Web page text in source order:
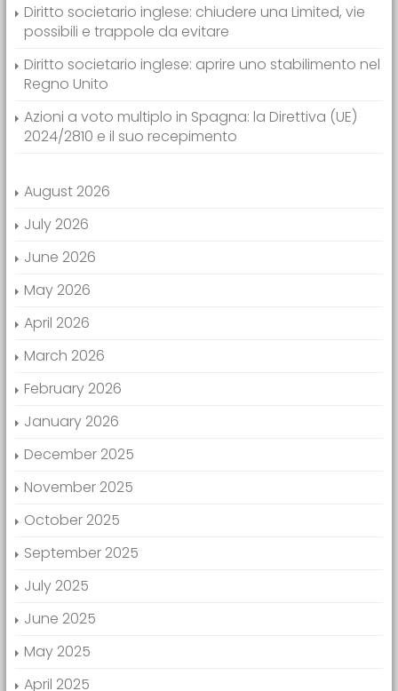
Diritto societario inglese: chiudere una Limited, vie
possibili e trappole da evitare
Diritto societario inglese: aprire uno stabilimento nel
Regno Unito
Azioni a voto multiplo in Spagna: la Direttiva (UE)
2024/2810 e il suo recepimento
August 2026
July 2026
June 2026
May 2026
April 2026
March 2026
February 2026
January 2026
December 2025
November 2025
October 2025
September 2025
July 2025
June 2025
May 2025
April 2025